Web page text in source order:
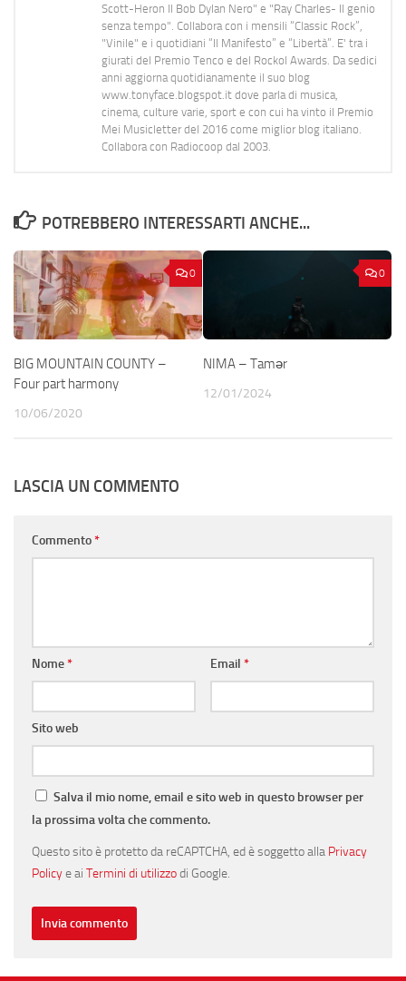
Scott-Heron Il Bob Dylan Nero" e "Ray Charles- Il genio
senza tempo". Collabora con i mensili “Classic Rock”,
"Vinile" e i quotidiani “Il Manifesto” e “Libertà”. E' tra i
giurati del Premio Tenco e del Rockol Awards. Da sedici
anni aggiorna quotidianamente il suo blog
www.tonyface.blogspot.it dove parla di musica,
cinema, culture varie, sport e con cui ha vinto il Premio
Mei Musicletter del 2016 come miglior blog italiano.
Collabora con Radiocoop dal 2003.
POTREBBERO INTERESSARTI ANCHE...
0
BIG MOUNTAIN COUNTY –
Four part harmony
10/06/2020
0
NIMA – Tamər
12/01/2024
LASCIA UN COMMENTO
Commento*
Nome* Email *
Sito web
Salva il mio nome, email e sito web in questo browser per
la prossima volta che commento.
Questo sito è protetto da reCAPTCHA, ed è soggetto alla Privacy
Policye ai Termini di utilizzodi Google.